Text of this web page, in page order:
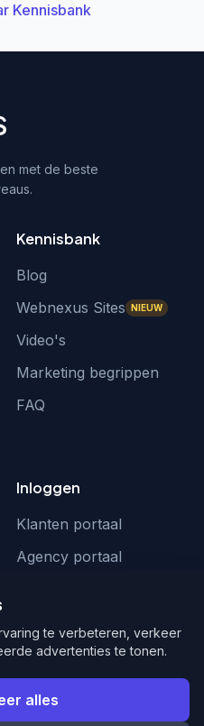
Kennisbank
met de beste
Kennisbank
Blog
Webnexus Sites NIEUW
Video's
Marketing begrippen
FAQ
Inloggen
Klanten portaal
Agency portaal
hello@webnexus.nl
085 004 1875
te verbeteren, verkeer
advertenties te tonen.
alles